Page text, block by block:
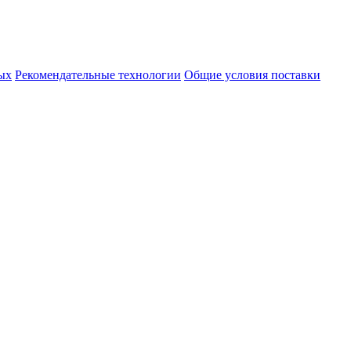
Рекомендательные технологии Общие условия поставки